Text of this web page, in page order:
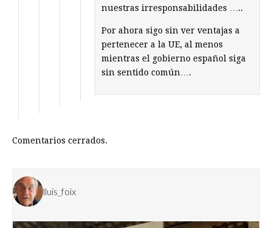
nuestras irresponsabilidades …..
Por ahora sigo sin ver ventajas a
pertenecer a la UE, al menos
mientras el gobierno español siga
sin sentido común….
Comentarios cerrados.
lluis_foix